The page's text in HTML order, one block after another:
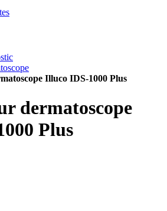
Illuco IDS-1000 Plus
dermatoscope
Plus